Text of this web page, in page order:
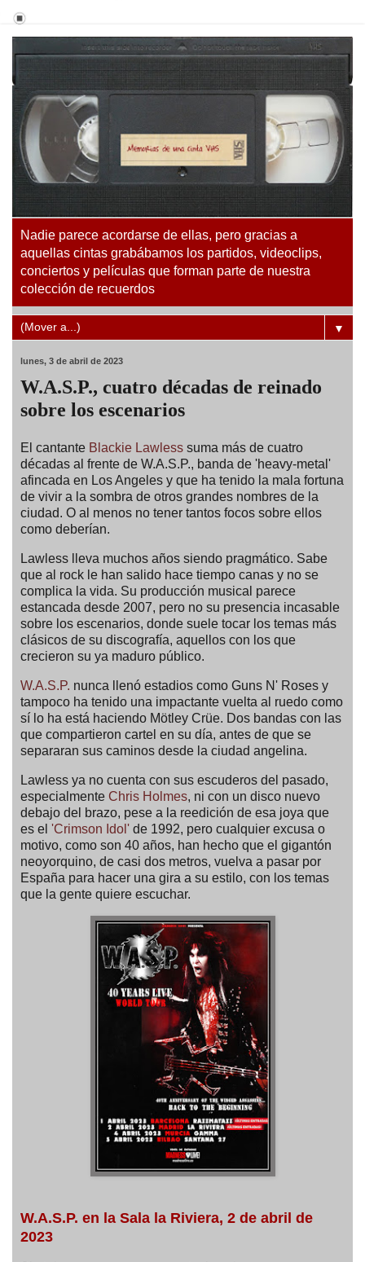
Nadie parece acordarse de ellas, pero gracias a
aquellas cintas grabábamos los partidos, videoclips,
conciertos y películas que forman parte de nuestra
colección de recuerdos
▼
lunes, 3 de abril de 2023
W.A.S.P., cuatro décadas de reinado
sobre los escenarios
El cantante Blackie Lawless suma más de cuatro
décadas al frente de W.A.S.P., banda de 'heavy-metal'
afincada en Los Angeles y que ha tenido la mala fortuna
de vivir a la sombra de otros grandes nombres de la
ciudad. O al menos no tener tantos focos sobre ellos
como deberían.
Lawless lleva muchos años siendo pragmático. Sabe
que al rock le han salido hace tiempo canas y no se
complica la vida. Su producción musical parece
estancada desde 2007, pero no su presencia incasable
sobre los escenarios, donde suele tocar los temas más
clásicos de su discografía, aquellos con los que
crecieron su ya maduro público.
W.A.S.P. nunca llenó estadios como Guns N' Roses y
tampoco ha tenido una impactante vuelta al ruedo como
sí lo ha está haciendo Mötley Crüe. Dos bandas con las
que compartieron cartel en su día, antes de que se
separaran sus caminos desde la ciudad angelina.
Lawless ya no cuenta con sus escuderos del pasado,
especialmente Chris Holmes, ni con un disco nuevo
debajo del brazo, pese a la reedición de esa joya que
es el 'Crimson Idol' de 1992, pero cualquier excusa o
motivo, como son 40 años, han hecho que el gigantón
neoyorquino, de casi dos metros, vuelva a pasar por
España para hacer una gira a su estilo, con los temas
que la gente quiere escuchar.
W.A.S.P. en la Sala la Riviera, 2 de abril de
2023